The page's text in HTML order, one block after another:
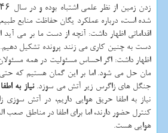
شده است، درباره عملکرد یگان حفاظت منابع
اقداماتی اظهار داشت: آنچه از دست ما بر می
دست به چنین کاری می زنند پرونده تشکیل
اظهار داشت: اگر احساس مسئولیت در همه
مان حل می شود. اما بر این گمان هستیم که
جنگل های زاگرس زیر آتش می سوزد.نیاز به
نیاز به اطفا حریق هوایی داریم، در آتش سوزی
کنترل حضور دارند، اما برای اطفا در مناطق صعب
هوایی هست.